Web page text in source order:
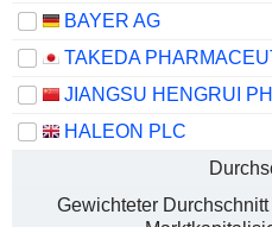
BAYER AG
HALEON PLC
Gewichteter Durchschnitt